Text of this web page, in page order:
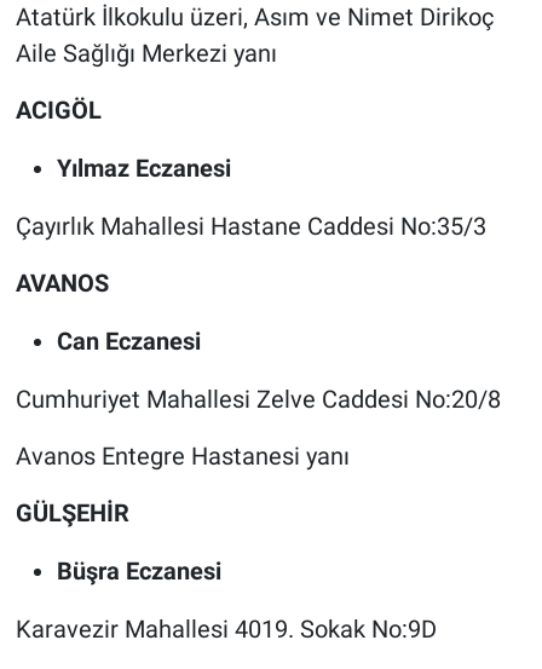
Atatürk İlkokulu üzeri, Asım ve Nimet Dirikoç
Aile Sağlığı Merkezi yanı
ACIGÖL
Yılmaz Eczanesi
Çayırlık Mahallesi Hastane Caddesi No:35/3
AVANOS
Can Eczanesi
Cumhuriyet Mahallesi Zelve Caddesi No:20/8
Avanos Entegre Hastanesi yanı
GÜLŞEHİR
Büşra Eczanesi
Karavezir Mahallesi 4019. Sokak No:9D